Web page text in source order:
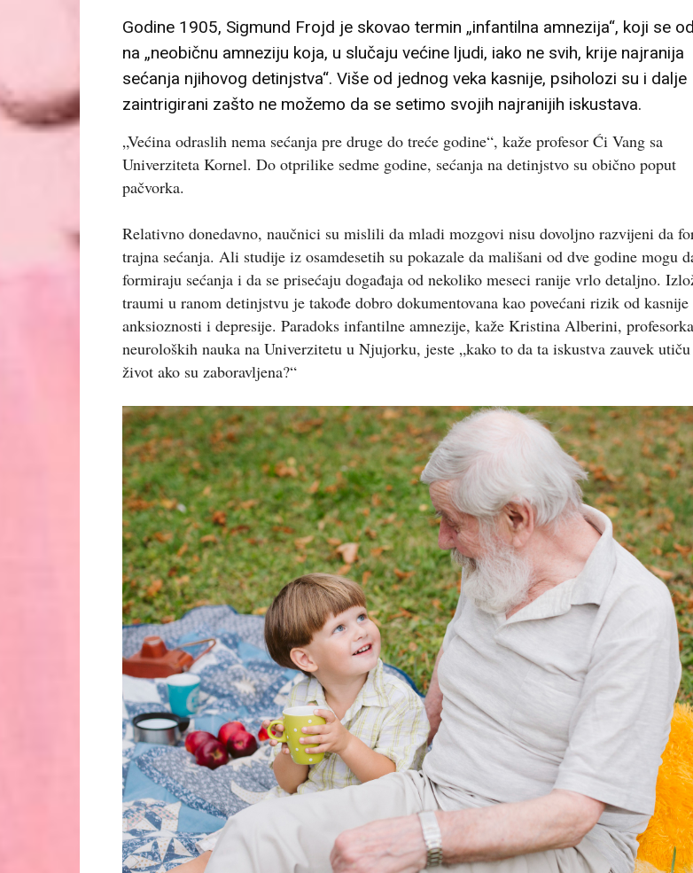
Godine 1905, Sigmund Frojd je skovao termin „infantilna amnezija“, koji se
na „neobičnu amneziju koja, u slučaju većine ljudi, iako ne svih, krije najranija
sećanja njihovog detinjstva“. Više od jednog veka kasnije, psiholozi su i dalje
zaintrigirani zašto ne možemo da se setimo svojih najranijih iskustava.
„Većina odraslih nema sećanja pre druge do treće godine“, kaže profesor Ći Vang sa
Univerziteta Kornel. Do otprilike sedme godine, sećanja na detinjstvo su obično poput
pačvorka.
Relativno donedavno, naučnici su mislili da mladi mozgovi nisu dovoljno razvijeni da
trajna sećanja. Ali studije iz osamdesetih su pokazale da mališani od dve godine mogu
formiraju sećanja i da se prisećaju događaja od nekoliko meseci ranije vrlo detaljno.
traumi u ranom detinjstvu je takođe dobro dokumentovana kao povećani rizik od kasnije
anksioznosti i depresije. Paradoks infantilne amnezije, kaže Kristina Alberini, profesorka
neuroloških nauka na Univerzitetu u Njujorku, jeste „kako to da ta iskustva zauvek utiču
život ako su zaboravljena?“